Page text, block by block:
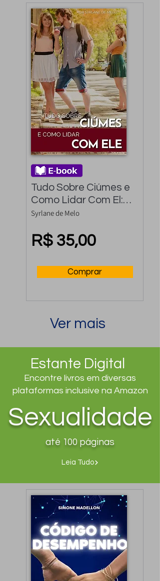
Tudo Sobre Ciúmes e
Como Lidar Com El:
saiba como lidar com
Syrlane de Melo
R$ 35,00
Comprar
Ver mais
Estante Digital
Encontre livros em diversas
plataformas inclusive na Amazon
Sexualidade
até 100 páginas
Leia Tudo